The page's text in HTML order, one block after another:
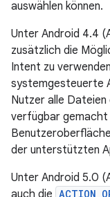
auswählen können.
Unter Android 4.4
zusätzlich die
Intent zu
systemgesteuerte
Nutzer alle Dateien
verfügbar gemacht
der unterstützten
Unter Android 5.0
auch die